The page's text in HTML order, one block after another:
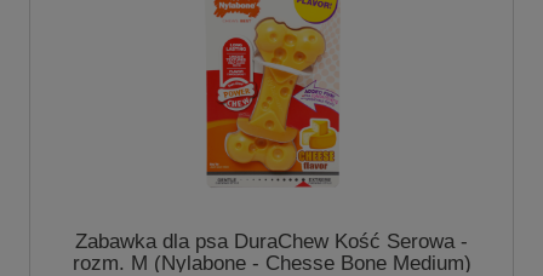
Zabawka dla psa DuraChew Kość Serowa -
rozm. M (Nylabone - Chesse Bone Medium)